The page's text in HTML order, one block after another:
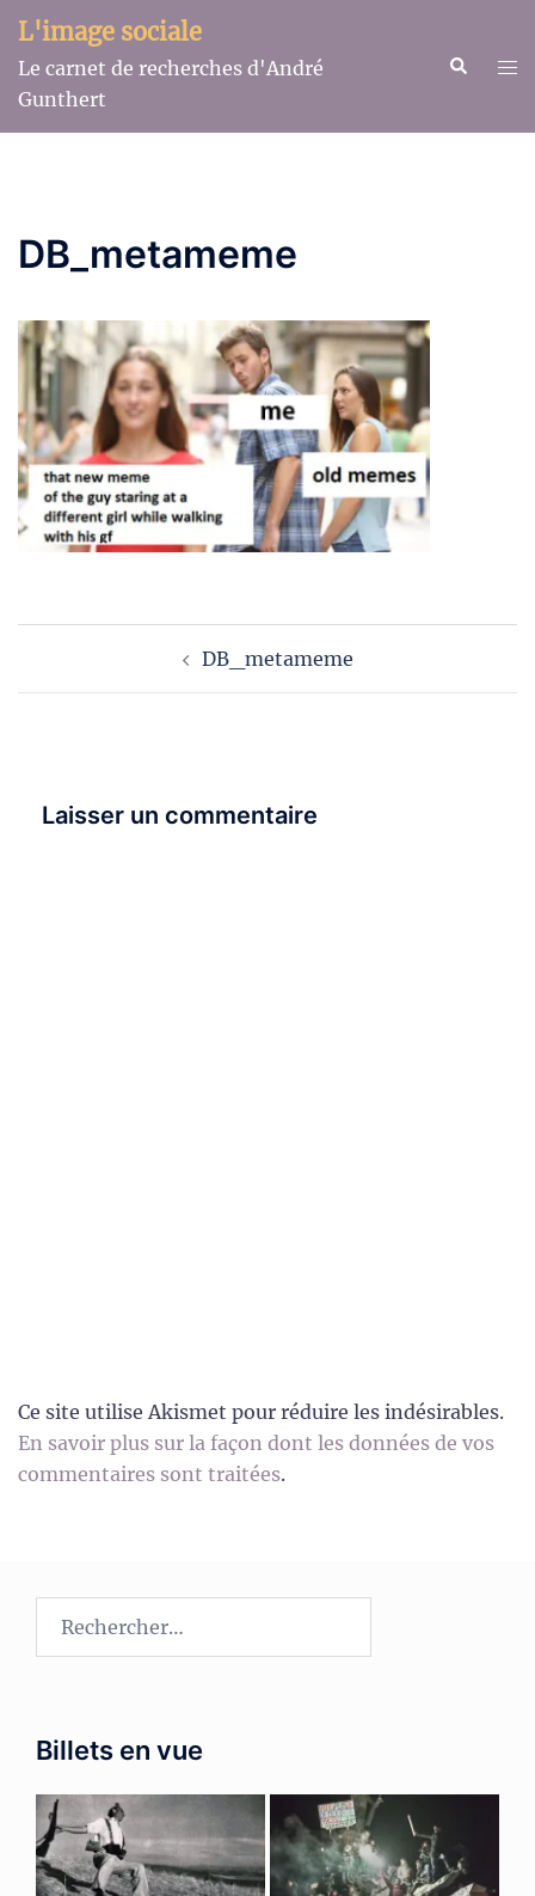
Aller
au
contenu
L'image sociale
Le carnet de recherches d'André
Gunthert
DB_metameme
DB_metameme
Laisser un commentaire
Ce site utilise Akismet pour réduire les indésirables.
En savoir plus sur la façon dont les données de vos
commentaires sont traitées.
Billets en vue